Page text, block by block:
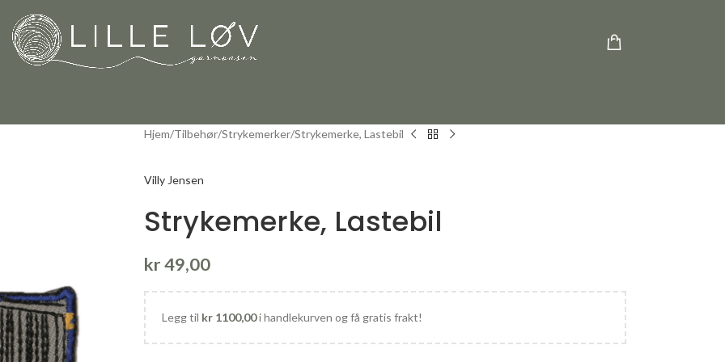
Hjem Tilbehør Strykemerker Strykemerke, Lastebil
Villy Jensen
Strykemerke, Lastebil
kr49,00
Legg til kr1100,00i handlekurven og få gratis frakt!